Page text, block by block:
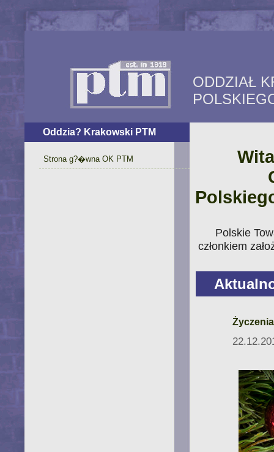
ODDZIAŁ
Polskie
członkiem
Oddzia? Krakowski PTM
Strona g?�wna OK PTM